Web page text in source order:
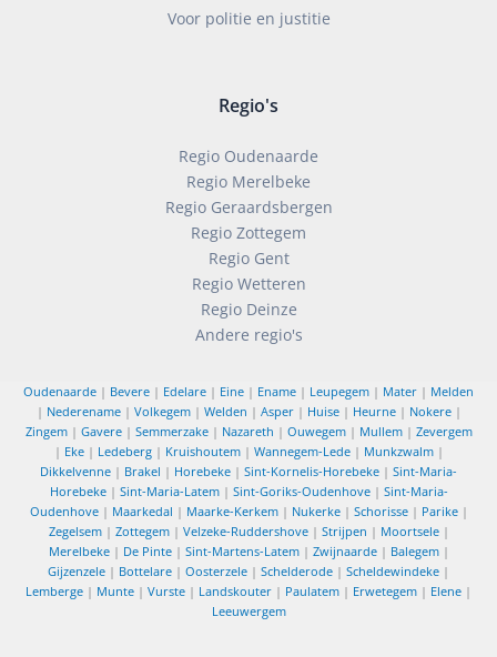
Voor politie en justitie
Regio's
Regio Oudenaarde
Regio Merelbeke
Regio Geraardsbergen
Regio Zottegem
Regio Gent
Regio Wetteren
Regio Deinze
Andere regio's
Oudenaarde | Bevere | Edelare | Eine | Ename | Leupegem | Mater | Melden
| Nederename| Volkegem| Welden | Asper| Huise| Heurne| Nokere|
Zingem| Gavere| Semmerzake| Nazareth | Ouwegem| Mullem| Zevergem
| Eke| Ledeberg| Kruishoutem| Wannegem-Lede| Munkzwalm|
Dikkelvenne | Brakel | Horebeke | Sint-Kornelis-Horebeke | Sint-Maria-
Horebeke| Sint-Maria-Latem| Sint-Goriks-Oudenhove| Sint-Maria-
Oudenhove| Maarkedal | Maarke-Kerkem| Nukerke| Schorisse| Parike|
Zegelsem| Zottegem| Velzeke-Ruddershove| Strijpen | Moortsele|
Merelbeke| De Pinte| Sint-Martens-Latem| Zwijnaarde| Balegem|
Gijzenzele | Bottelare | Oosterzele | Schelderode | Scheldewindeke |
Lemberge | Munte | Vurste | Landskouter | Paulatem | Erwetegem | Elene |
Leeuwergem